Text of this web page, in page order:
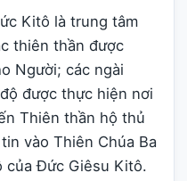
Kitô là trung tâm
thiên thần được
Người; các ngài
được thực hiện nơi
Thiên thần hộ thủ
vào Thiên Chúa Ba
của Đức Giêsu Kitô.